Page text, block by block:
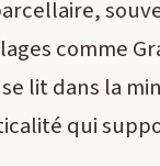
comme
lit dans la
qui